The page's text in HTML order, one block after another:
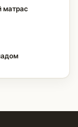
матрас